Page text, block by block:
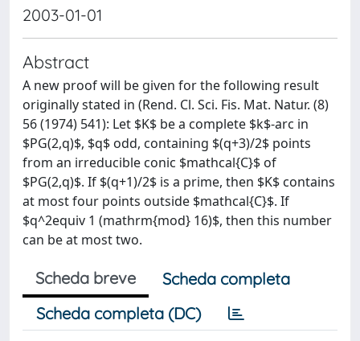
2003-01-01
Abstract
A new proof will be given for the following result
originally stated in (Rend. Cl. Sci. Fis. Mat. Natur. (8)
56 (1974) 541): Let $K$ be a complete $k$-arc in
$PG(2,q)$, $q$ odd, containing $(q+3)/2$ points
from an irreducible conic $mathcal{C}$ of
$PG(2,q)$. If $(q+1)/2$ is a prime, then $K$ contains
at most four points outside $mathcal{C}$. If
$q^2equiv 1 (mathrm{mod} 16)$, then this number
can be at most two.
Scheda breve
Scheda completa
Scheda completa (DC)